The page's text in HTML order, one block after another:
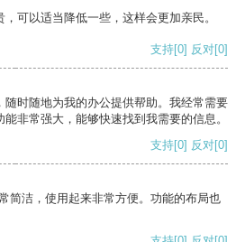
可以适当降低一些，这样会更加亲民。
支持[0] 反对[0]
随时随地为我的办公提供帮助。我经常需要
非常强大，能够快速找到我需要的信息。
支持[0] 反对[0]
简洁，使用起来非常方便。功能的布局也